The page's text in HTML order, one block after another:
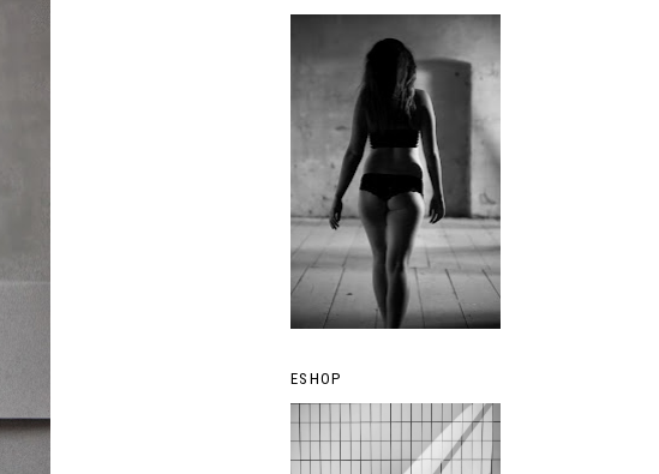
ESHOP